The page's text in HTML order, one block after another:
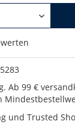
5283
Ab 99 €
und Trusted